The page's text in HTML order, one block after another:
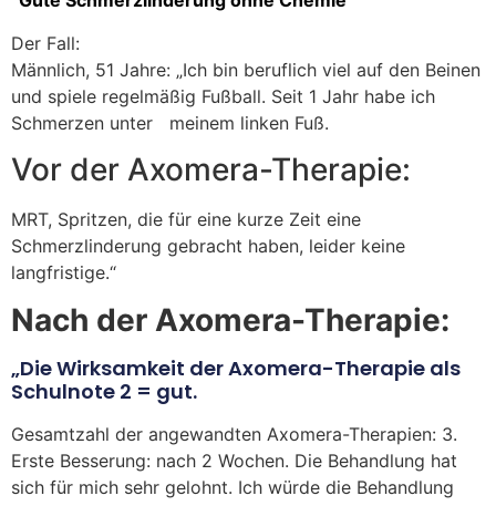
Der Fall:
Männlich, 51 Jahre: „Ich bin beruflich viel auf den Beinen
und spiele regelmäßig Fußball. Seit 1 Jahr habe ich
Schmerzen unter meinem linken Fuß.
Vor der Axomera-Therapie:
MRT, Spritzen, die für eine kurze Zeit eine
Schmerzlinderung gebracht haben, leider keine
langfristige.“
Nach der Axomera-Therapie:
„Die Wirksamkeit der Axomera-Therapie als
Schulnote 2 = gut.
Gesamtzahl der angewandten Axomera-Therapien: 3.
Erste Besserung: nach 2 Wochen. Die Behandlung hat
sich für mich sehr gelohnt. Ich würde die Behandlung